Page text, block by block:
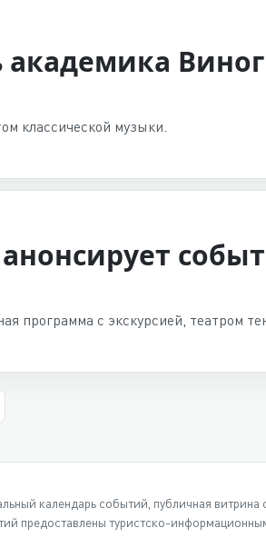
классической музыки.
программа с экскурсией, театром
календарь событий, публичная
предоставлены туристско-